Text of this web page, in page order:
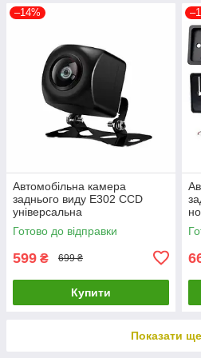
–14%
Автомобільна камера
заднього виду E302 CCD
універсальна
Готово до відправки
599 ₴ 699 ₴
Купити
Показати ще